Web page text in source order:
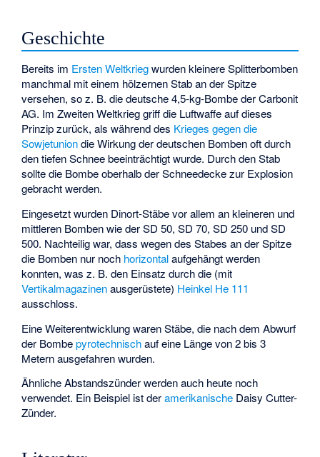
Geschichte
Bereits im Ersten Weltkriegwurden kleinere Splitterbomben
manchmal mit einem hölzernen Stab an der Spitze
versehen, so z. B. die deutsche 4,5-kg-Bombe derCarbonit
AG. Im Zweiten Weltkrieg griff die Luftwaffe auf dieses
Prinzip zurück, als während des Krieges gegen die
Sowjetuniondie Wirkung der deutschen Bomben oft durch
den tiefen Schnee beeinträchtigt wurde. Durch den Stab
sollte die Bombe oberhalb der Schneedecke zur Explosion
gebracht werden.
Eingesetzt wurden Dinort-Stäbe vor allem an kleineren und
mittleren Bomben wie der SD 50, SD 70, SD 250 und SD
500. Nachteilig war, dass wegen des Stabes an der Spitze
die Bomben nur noch horizontalaufgehängt werden
konnten, was z. B. den Einsatz durch die (mit
Vertikalmagazinenausgerüstete) Heinkel He 111
ausschloss.
Eine Weiterentwicklung waren Stäbe, die nach dem Abwurf
der Bombepyrotechnischauf eine Länge von 2 bis 3
Metern ausgefahren wurden.
Ähnliche Abstandszünder werden auch heute noch
verwendet. Ein Beispiel ist deramerikanische Daisy Cutter-
Zünder.